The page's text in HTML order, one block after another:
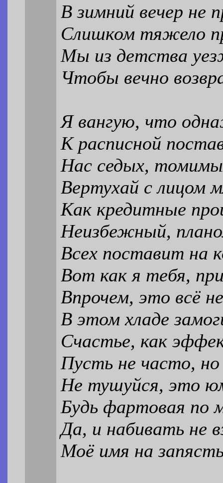
В зимний вечер не
Слишком тяжело
Мы из детства
Чтобы вечно
Я вангую, что
К расписной
Нас седых,
Вертухай с лицом
Как кредитные
Неизбежный,
Всех поставит на
Вот как я тебя,
Впрочем, это всё
В этом хладе
Счастье, как
Пусть не часто,
Не тушуйся, это
Будь фартовая по
Да, и набивать не
Моё имя на